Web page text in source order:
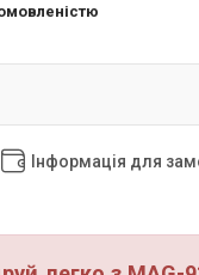
Інформація для